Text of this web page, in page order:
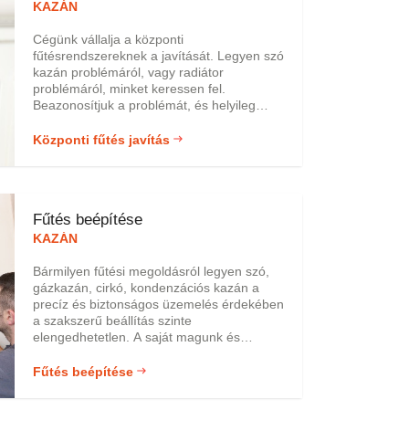
KAZÁN
Cégünk vállalja a központi
fűtésrendszereknek a javítását. Legyen szó
kazán problémáról, vagy radiátor
problémáról, minket keressen fel.
Beazonosítjuk a problémát, és helyileg
20 éves tapasztalattal rendelkeznek a gáz-,
Központi fűtés javítás
Fűtés beépítése
KAZÁN
Bármilyen fűtési megoldásról legyen szó,
gázkazán, cirkó, kondenzációs kazán a
precíz és biztonságos üzemelés érdekében
a szakszerű beállítás szinte
elengedhetetlen. A saját magunk és
mindenképp ajánlott egy hozzáértő,
Fűtés beépítése